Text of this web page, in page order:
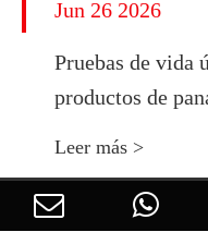
Jun 26 2026
Pruebas de vida
productos de
Leer más >